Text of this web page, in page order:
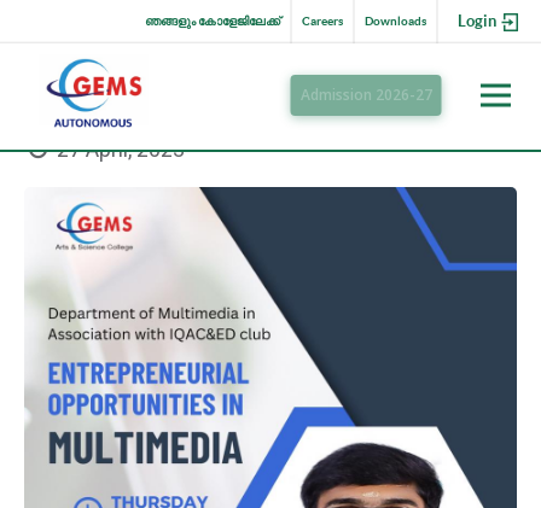
Login
Downloads
Careers
ഞങ്ങളും കോളേജിലേക്ക്
Admission 2026-27
27 April, 2023